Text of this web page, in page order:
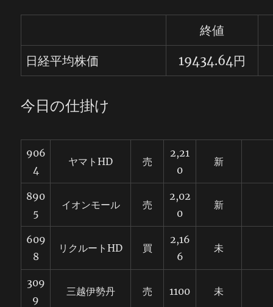
終値
日経平均株価
19434.64円
今日の仕掛け
906
4
ヤマトHD 売
2,21
0
新
890
5
イオンモール 売
2,02
0
新
609
8
リクルートHD 買
2,16
6
未
309
9
三越伊勢丹 売 1100 未